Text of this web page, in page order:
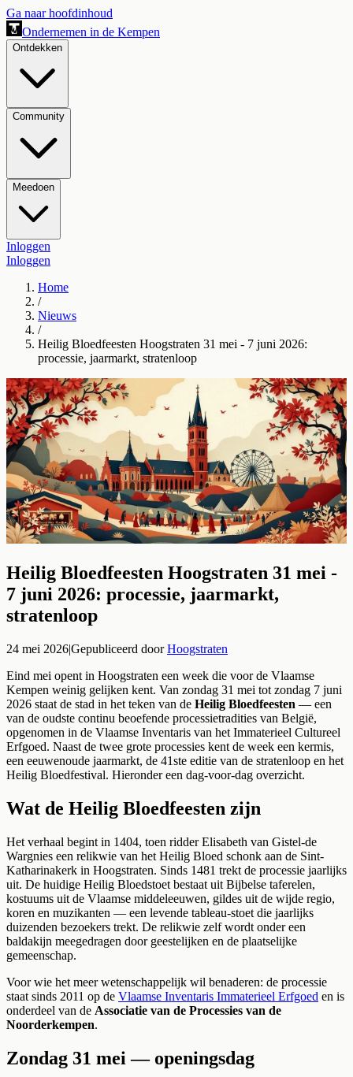
Ga naar hoofdinhoud
Ondernemen in de Kempen
Ontdekken
Community
Meedoen
Inloggen
Inloggen
Home
/
Nieuws
/
Heilig Bloedfeesten Hoogstraten 31 mei - 7 juni 2026:
processie, jaarmarkt, stratenloop
Heilig Bloedfeesten Hoogstraten 31 mei -
7 juni 2026: processie, jaarmarkt,
stratenloop
24 mei 2026|Gepubliceerd door Hoogstraten
Eind mei opent in Hoogstraten een week die voor de Vlaamse
Kempen weinig gelijken kent. Van zondag 31 mei tot zondag 7 juni
2026 staat de stad in het teken van de Heilig Bloedfeesten — een
van de oudste continu beoefende processietradities van België,
opgenomen in de Vlaamse Inventaris van het Immaterieel Cultureel
Erfgoed. Naast de twee grote processies kent de week een kermis,
een eeuwenoude jaarmarkt, de 41ste editie van de stratenloop en het
Heilig Bloedfestival. Hieronder een dag-voor-dag overzicht.
Wat de Heilig Bloedfeesten zijn
Het verhaal begint in 1404, toen ridder Elisabeth van Gistel-de
Wargnies een relikwie van het Heilig Bloed schonk aan de Sint-
Katharinakerk in Hoogstraten. Sinds 1481 trekt de processie jaarlijks
uit. De huidige Heilig Bloedstoet bestaat uit Bijbelse taferelen,
kostuums uit de Vlaamse middeleeuwen, gildes uit de wijde regio,
koren en muzikanten — een levende tableau-stoet die jaarlijks
duizenden bezoekers trekt. De relikwie zelf wordt onder een
baldakijn meegedragen door geestelijken en de plaatselijke
gemeenschap.
Voor wie het meer wetenschappelijk wil benaderen: de processie
staat sinds 2011 op de Vlaamse Inventaris Immaterieel Erfgoed en is
onderdeel van de Associatie van de Processies van de
Noorderkempen.
Zondag 31 mei — openingsdag